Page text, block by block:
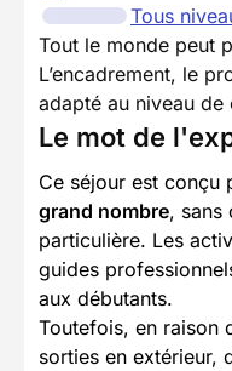
Tous
Tout le monde peut
L’encadrement, le
adapté au niveau de
Le mot de
Ce séjour est conçu
grand nombre, sans
particulière. Les
guides
aux débutants.
Toutefois, en raison
sorties en extérieur,